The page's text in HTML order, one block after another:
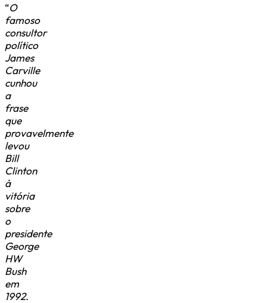
“O
famoso
consultor
político
James
Carville
cunhou
a
frase
que
provavelmente
levou
Bill
Clinton
à
vitória
sobre
o
presidente
George
HW
Bush
em
1992.